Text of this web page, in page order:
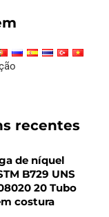
recentes
de níquel
B729 UNS
20 Tubo
costura